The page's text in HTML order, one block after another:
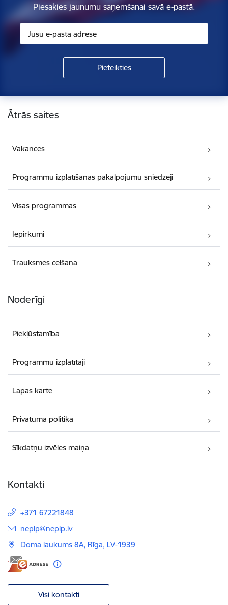
Piesakies jaunumu saņemšanai savā e-pastā.
Kājene
Ātrās saites
Vakances
Programmu izplatīšanas pakalpojumu sniedzēji
Visas programmas
Iepirkumi
Trauksmes celšana
Noderīgi
Piekļūstamība
Programmu izplatītāji
Lapas karte
Privātuma politika
Sīkdatņu izvēles maiņa
Kontakti
+371 67221848
E-pasts:
neplp@neplp.lv
Doma laukums 8A, Rīga, LV-1939
Visi kontakti